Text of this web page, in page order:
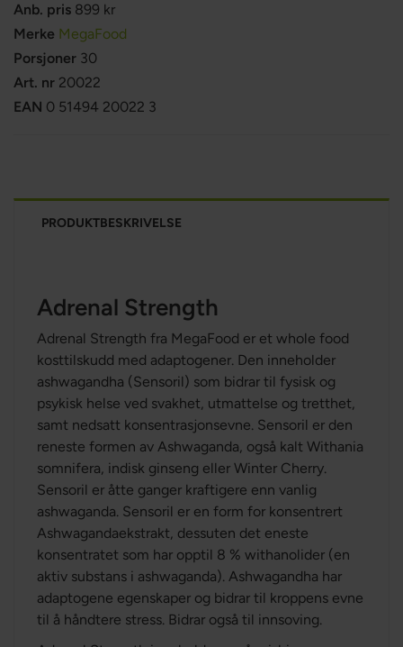
Anb. pris 899 kr
Merke MegaFood
Porsjoner 30
Art. nr 20022
EAN 0 51494 20022 3
PRODUKTBESKRIVELSE
Adrenal Strength
Adrenal Strength fra MegaFood er et whole food
kosttilskudd med adaptogener. Den inneholder
ashwagandha (Sensoril) som bidrar til fysisk og
psykisk helse ved svakhet, utmattelse og tretthet,
samt nedsatt konsentrasjonsevne. Sensoril er den
reneste formen av Ashwaganda, også kalt Withania
somnifera, indisk ginseng eller Winter Cherry.
Sensoril er åtte ganger kraftigere enn vanlig
ashwaganda. Sensoril er en form for konsentrert
Ashwagandaekstrakt, dessuten det eneste
konsentratet som har opptil 8 % withanolider (en
aktiv substans i ashwaganda). Ashwagandha har
adaptogene egenskaper og bidrar til kroppens evne
til å håndtere stress. Bidrar også til innsoving.